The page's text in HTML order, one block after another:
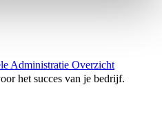
Administratie Overzicht
het succes van je bedrijf.